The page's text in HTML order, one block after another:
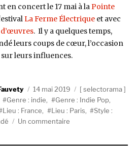
en concert le 17 mai à laPointe
La Ferme Électriqueet avec
. Il y a quelques temps,
leurs coups de cœur, l’occasion
sur leurs influences.
: EggS »
Publié
le
14 mai 2019 Catégories
selectorama
Genre : indie Genre : Indie Pop
Lieu : France Lieu : Paris
Style :
Un commentaire